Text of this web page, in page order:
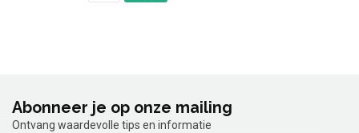
Abonneer je op onze mailing
Ontvang waardevolle tips en informatie